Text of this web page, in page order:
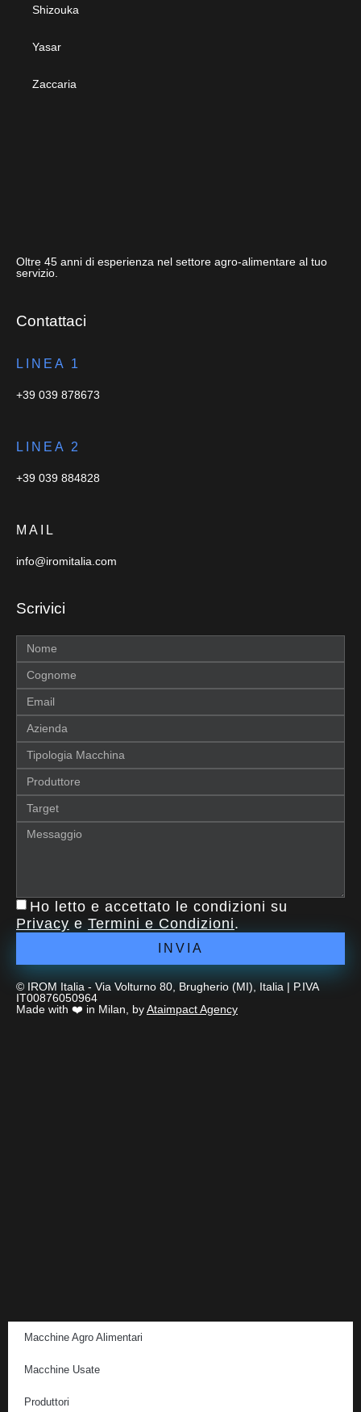
Shizouka
Yasar
Zaccaria
Oltre 45 anni di esperienza nel settore agro-alimentare al tuo
servizio.
Contattaci
LINEA 1
+39 039 878673
LINEA 2
+39 039 884828
MAIL
info@iromitalia.com
Scrivici
Ho letto e accettato le condizioni su
Privacy e Termini e Condizioni.
INVIA
© IROM Italia - Via Volturno 80, Brugherio (MI), Italia | P.IVA
IT00876050964
Made with ❤️ in Milan, byAtaimpact Agency
Macchine Agro Alimentari
Macchine Usate
Produttori